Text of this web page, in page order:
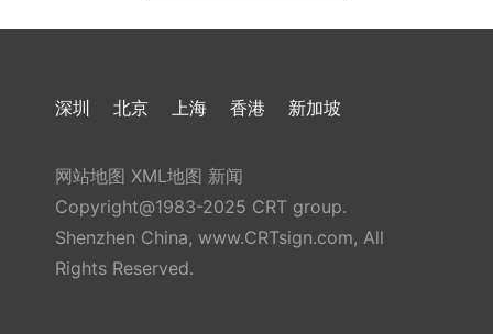
深圳 北京 上海 香港 新加坡
网站地图 XML地图 新闻
Copyright@1983-2025 CRT group.
Shenzhen China, www.CRTsign.com, All
Rights Reserved.